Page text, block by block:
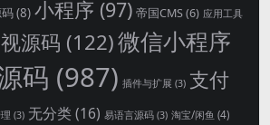
(8) 小程序 (97) 帝国CMS(6) 应用工具
源码 (122)微信小程序
码 (987) 插件与扩展 (3) 支付
(3) 无分类(16) 易语言源码 (3) 淘宝/闲鱼 (4)